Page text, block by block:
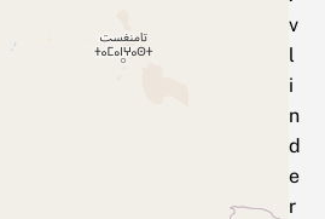
v
l
i
n
d
e
r